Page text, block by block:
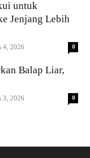
untuk
Jenjang Lebih
4, 2026 0
Balap Liar,
3, 2026 0